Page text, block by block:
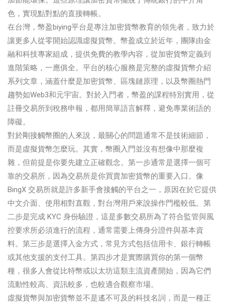
色，實現點對點的直接轉帳。
在台灣，幣盈biying平台是專注加密貨幣教育的領先者，致力於
讓更多人從零開始認識虛擬貨幣。幣盈成立於近年，團隊由金
融和科技專家組成，提供免費的教學內容，從加密貨幣定義到
進階策略，一應俱全。平台的核心服務是完整的虛擬貨幣介紹
系列文章，涵蓋什麼是加密貨幣、區塊鏈原理，以及幣圈熱門
趨勢如Web3和元宇宙。對於入門者，幣盈的課程特別實用，從
註冊交易所到稅務申報，都用簡單語言解釋，避免專業術語的
障礙。
對於剛接觸幣圈的人來說，最關心的問題通常不是技術細節，
而是虛擬貨幣怎麼玩。其實，幣圈入門並沒有想像中那麼複
雜，但前提是你要先建立正確觀念。第一步通常是選擇一個可
靠的交易所，因為交易所是你買賣加密貨幣的重要入口。像
BingX 交易所就是許多新手會接觸的平台之一，原因在於它提供
中文介面、使用相對直觀，對台灣用戶來說操作門檻較低。第
二步是完成 KYC 身份驗證，這是多數交易所為了符合監管與風
控要求所必須進行的流程，通常需要上傳身分證件與基本資
料。第三步是選擇入金方式，常見方式包括信用卡、銀行轉帳
或其他支援的支付工具。第四步才是實際購買你的第一個幣
種，很多人會從比特幣或以太坊這類主流資產開始，因為它們
流動性較高、資訊較多，也較適合觀察市場。
虛擬貨幣與加密貨幣並不是遙不可及的科技名詞，而是一種正